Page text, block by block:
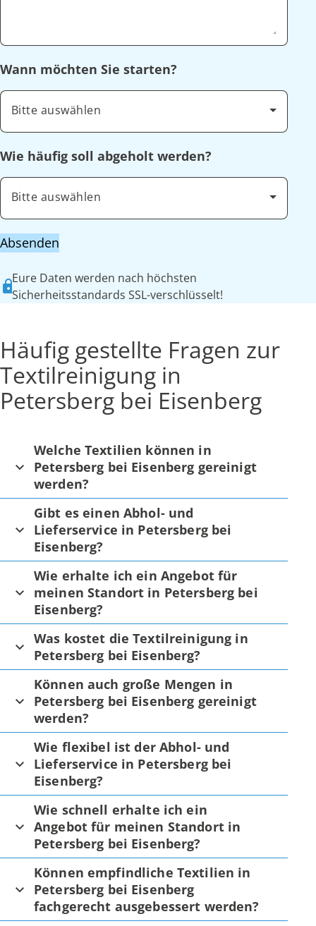
Wann möchten Sie starten?
Bitte auswählen
Wie häufig soll abgeholt werden?
Bitte auswählen
Absenden
Eure Daten werden nach höchsten
Sicherheitsstandards SSL-verschlüsselt!
Häufig gestellte Fragen zur
Textilreinigung in
Petersberg bei Eisenberg
Welche Textilien können in
Petersberg bei Eisenberg gereinigt
werden?
Gibt es einen Abhol- und
Lieferservice in Petersberg bei
Eisenberg?
Wie erhalte ich ein Angebot für
meinen Standort in Petersberg bei
Eisenberg?
Was kostet die Textilreinigung in
Petersberg bei Eisenberg?
Können auch große Mengen in
Petersberg bei Eisenberg gereinigt
werden?
Wie flexibel ist der Abhol- und
Lieferservice in Petersberg bei
Eisenberg?
Wie schnell erhalte ich ein
Angebot für meinen Standort in
Petersberg bei Eisenberg?
Können empfindliche Textilien in
Petersberg bei Eisenberg
fachgerecht ausgebessert werden?